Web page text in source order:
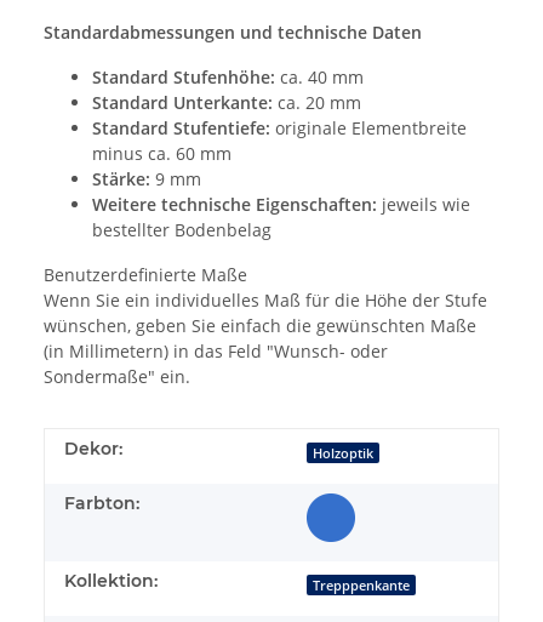
Standardabmessungen und technische Daten
Standard Stufenhöhe: ca. 40 mm
Standard Unterkante: ca. 20 mm
Standard Stufentiefe: originale Elementbreite
minus ca. 60 mm
Stärke: 9 mm
Weitere technische Eigenschaften: jeweils wie
bestellter Bodenbelag
Benutzerdefinierte Maße
Wenn Sie ein individuelles Maß für die Höhe der Stufe
wünschen, geben Sie einfach die gewünschten Maße
(in Millimetern) in das Feld "Wunsch- oder
Sondermaße" ein.
Dekor: Holzoptik
Farbton:
Kollektion: Trepppenkante